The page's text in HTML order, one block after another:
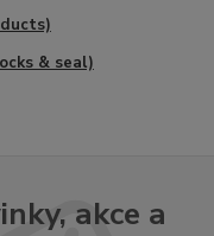
& seal)
akce a